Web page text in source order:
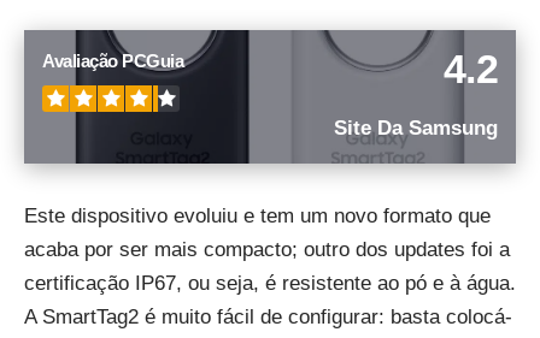
4.2
Avaliação PCGuia
Site Da Samsung
Este dispositivo evoluiu e tem um novo formato que
acaba por ser mais compacto; outro dos updates foi a
certificação IP67, ou seja, é resistente ao pó e à água.
A SmartTag2 é muito fácil de configurar: basta colocá-